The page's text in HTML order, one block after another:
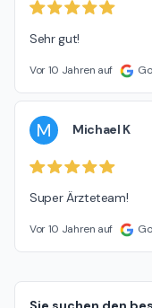
Sehr gut!
Vor 10 Jahren auf
M Michael K
Super Ärzteteam!
Vor 10 Jahren auf